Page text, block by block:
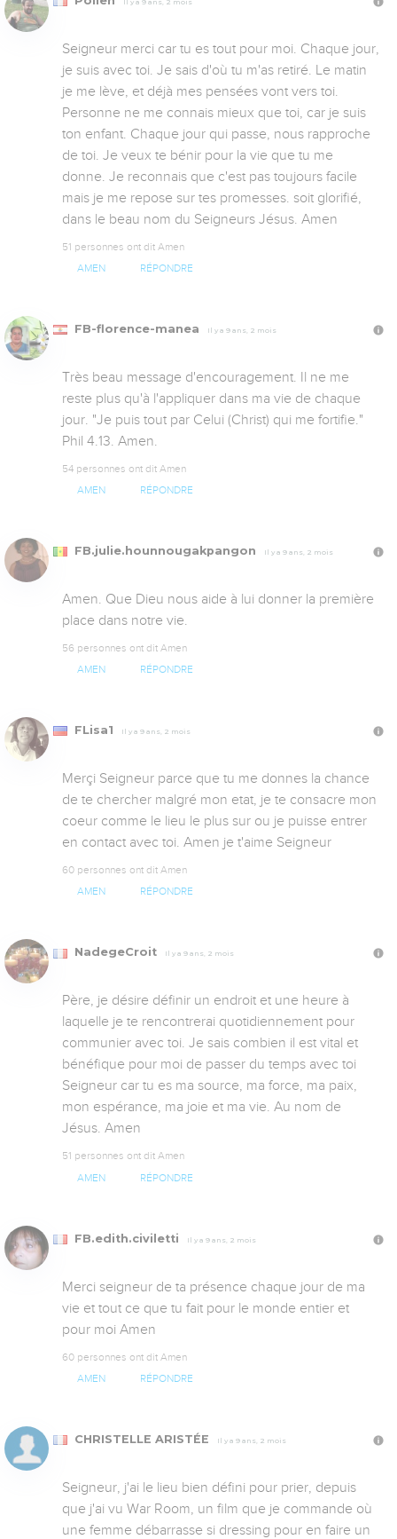
Seigneur merci car tu es tout pour moi. Chaque jour,
je suis avec toi. Je sais d'où tu m'as retiré. Le matin
je me lève, et déjà mes pensées vont vers toi.
Personne ne me connais mieux que toi, car je suis
ton enfant. Chaque jour qui passe, nous rapproche
de toi. Je veux te bénir pour la vie que tu me
donne. Je reconnais que c'est pas toujours facile
mais je me repose sur tes promesses. soit glorifié,
dans le beau nom du Seigneurs Jésus. Amen
51 personnes ont dit Amen
AMEN RÉPONDRE
FB-florence-manea Il y a 9 ans, 2 mois
Très beau message d'encouragement. Il ne me
reste plus qu'à l'appliquer dans ma vie de chaque
jour. "Je puis tout par Celui (Christ) qui me fortifie."
Phil 4.13. Amen.
54 personnes ont dit Amen
AMEN RÉPONDRE
FB.julie.hounnougakpangon Il y a 9 ans, 2 mois
Amen. Que Dieu nous aide à lui donner la première
place dans notre vie.
56 personnes ont dit Amen
AMEN RÉPONDRE
FLisa1 Il y a 9 ans, 2 mois
Merçi Seigneur parce que tu me donnes la chance
de te chercher malgré mon etat, je te consacre mon
coeur comme le lieu le plus sur ou je puisse entrer
en contact avec toi. Amen je t'aime Seigneur
60 personnes ont dit Amen
AMEN RÉPONDRE
NadegeCroit Il y a 9 ans, 2 mois
Père, je désire définir un endroit et une heure à
laquelle je te rencontrerai quotidiennement pour
communier avec toi. Je sais combien il est vital et
bénéfique pour moi de passer du temps avec toi
Seigneur car tu es ma source, ma force, ma paix,
mon espérance, ma joie et ma vie. Au nom de
Jésus. Amen
51 personnes ont dit Amen
AMEN RÉPONDRE
FB.edith.civiletti Il y a 9 ans, 2 mois
Merci seigneur de ta présence chaque jour de ma
vie et tout ce que tu fait pour le monde entier et
pour moi Amen
60 personnes ont dit Amen
AMEN RÉPONDRE
CHRISTELLE ARISTÉE Il y a 9 ans, 2 mois
Seigneur, j'ai le lieu bien défini pour prier, depuis
que j'ai vu War Room, un film que je commande où
une femme débarrasse si dressing pour en faire un